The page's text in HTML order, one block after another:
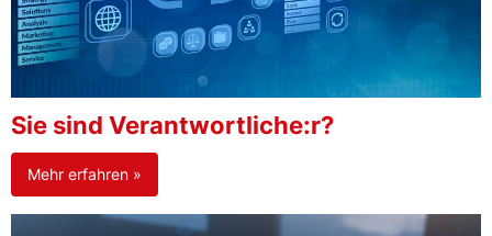
Sie sind Verantwortliche:r?
Mehr erfahren »